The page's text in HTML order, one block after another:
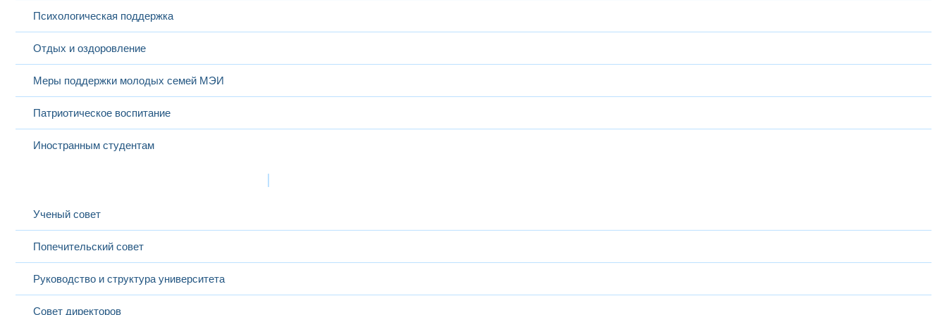
Психологическая поддержка
Отдых и оздоровление
Меры поддержки молодых семей МЭИ
Патриотическое воспитание
Иностранным студентам
Ученый совет
Попечительский совет
Руководство и структура университета
Совет директоров